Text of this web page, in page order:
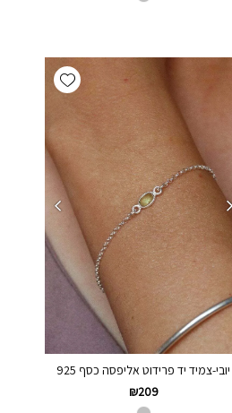
Add wishlist
יובי-צמיד יד פרידוט אליפסה כסף 925
₪209